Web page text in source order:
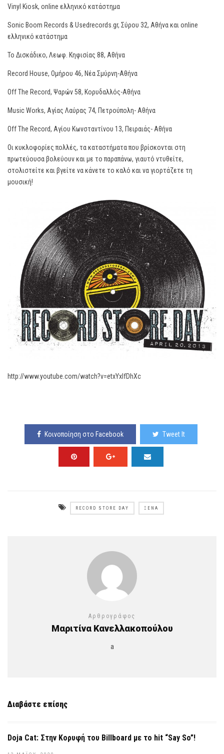
Vinyl Kiosk, online ελληνικό κατάστημα
Sonic Boom Records & Usedrecords.gr, Σύρου 32, Αθήνα και online
ελληνικό κατάστημα
Το Δισκάδικο, Λεωφ. Κηφισίας 88, Αθήνα
Record House, Ομήρου 46, Νέα Σμύρνη-Αθήνα
Off The Record, Ψαρών 58, Κορυδαλλός-Αθήνα
Music Works, Αγίας Λαύρας 74, Πετρούπολη- Αθήνα
Off The Record, Αγίου Κωνσταντίνου 13, Πειραιάς- Αθήνα
Οι κυκλοφορίες πολλές, τα καταστήματα που βρίσκονται στη
πρωτεύουσα βολεύουν και με το παραπάνω, γιαυτό ντυθείτε,
στολιστείτε και βγείτε να κάνετε το καλό και να γιορτάζετε τη
μουσική!
http://www.youtube.com/watch?v=etxYxIfDhXc
Κοινοποίηση στο Facebook Tweet It
RECORD STORE DAY ΞΈΝΑ
Αρθρογράφος
Μαριτίνα Κανελλακοπούλου
a
Διαβάστε επίσης
Doja Cat: Στην Κορυφή του Billboard με το hit “Say So”!